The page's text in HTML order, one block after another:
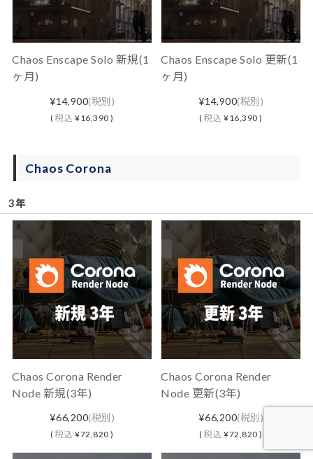
Chaos Enscape Solo 新規(1
ヶ月)
¥14,900(税別)
(税込 ¥16,390 )
Chaos Enscape Solo 更新(1
ヶ月)
¥14,900(税別)
(税込 ¥16,390 )
Chaos Corona
3年
Chaos Corona Render
Node 新規(3年)
¥66,200(税別)
(税込 ¥72,820 )
Chaos Corona Render
Node 更新(3年)
¥66,200(税別)
(税込 ¥72,820 )